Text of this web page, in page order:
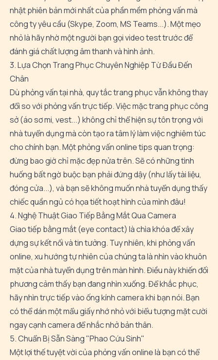
nhật phiên bản mới nhất của phần mềm phỏng vấn mà
công ty yêu cầu (Skype, Zoom, MS Teams...). Một mẹo
nhỏ là hãy nhờ một người bạn gọi video test trước để
đánh giá chất lượng âm thanh và hình ảnh.
3. Lựa Chọn Trang Phục Chuyên Nghiệp Từ Đầu Đến
Chân
Dù phỏng vấn tại nhà, quy tắc trang phục vẫn không thay
đổi so với phỏng vấn trực tiếp. Việc mặc trang phục công
sở (áo sơ mi, vest...) không chỉ thể hiện sự tôn trọng với
nhà tuyển dụng mà còn tạo ra tâm lý làm việc nghiêm túc
cho chính bạn. Một phỏng vấn online tips quan trọng:
đừng bao giờ chỉ mặc đẹp nửa trên. Sẽ có những tình
huống bất ngờ buộc bạn phải đứng dậy (như lấy tài liệu,
đóng cửa...), và bạn sẽ không muốn nhà tuyển dụng thấy
chiếc quần ngủ có họa tiết hoạt hình của mình đâu!
4. Nghệ Thuật Giao Tiếp Bằng Mắt Qua Camera
Giao tiếp bằng mắt (eye contact) là chìa khóa để xây
dựng sự kết nối và tin tưởng. Tuy nhiên, khi phỏng vấn
online, xu hướng tự nhiên của chúng ta là nhìn vào khuôn
mặt của nhà tuyển dụng trên màn hình. Điều này khiến đối
phương cảm thấy bạn đang nhìn xuống. Để khắc phục,
hãy nhìn trực tiếp vào ống kính camera khi bạn nói. Bạn
có thể dán một mẩu giấy nhớ nhỏ với biểu tượng mặt cười
ngay cạnh camera để nhắc nhở bản thân.
5. Chuẩn Bị Sẵn Sàng "Phao Cứu Sinh"
Một lợi thế tuyệt vời của phỏng vấn online là bạn có thể